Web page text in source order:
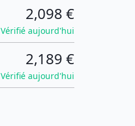
2,098 €
Vérifié aujourd'hui
2,189 €
Vérifié aujourd'hui